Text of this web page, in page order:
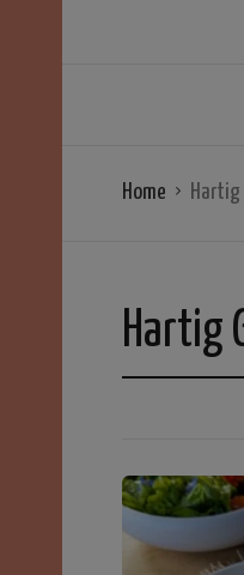
Home
Hartig